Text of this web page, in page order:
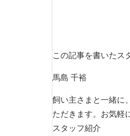
この記事を書いたス
馬島 千裕
飼い主さまと一緒に
ただきます。お気軽
スタッフ紹介